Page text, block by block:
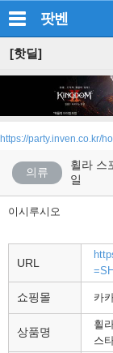
팟벤
[핫딜]
https://party.inven.co.kr/
의류
휠라 스
일
이시루시오
URL
쇼핑몰 카
상품명
휠
스